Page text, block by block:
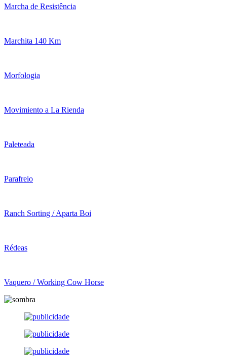
Marcha de Resistência
Marchita 140 Km
Morfologia
Movimiento a La Rienda
Paleteada
Parafreio
Ranch Sorting / Aparta Boi
Rédeas
Vaquero / Working Cow Horse